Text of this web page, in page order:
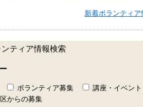
新着ボランティ
ティア情報検索
ボランティア募集 講座・イベント
からの募集